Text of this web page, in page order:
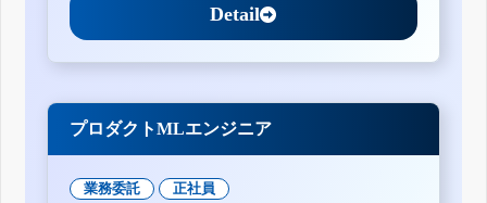
Detail
プロダクトMLエンジニア
業務委託 正社員